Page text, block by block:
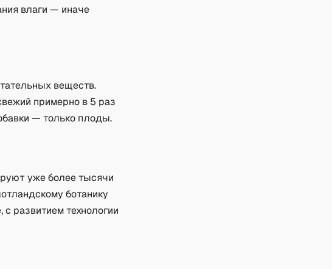
влаги — иначе
веществ.
примерно в 5 раз
— только плоды.
уже более тысячи
ботанику
развитием технологии